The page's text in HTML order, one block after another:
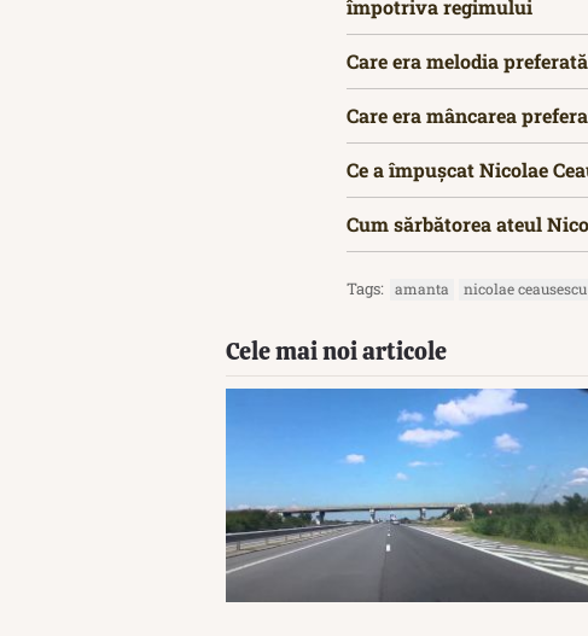
împotriva regimului
Care era melodia
Care era mâncarea
Ce a împușcat Nicolae
Cum sărbătorea ateul
Tags: amanta nicolae ceausescu
Cele mai noi articole